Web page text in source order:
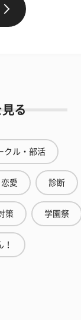
る
クル・部活
恋愛 診断
策 学園祭